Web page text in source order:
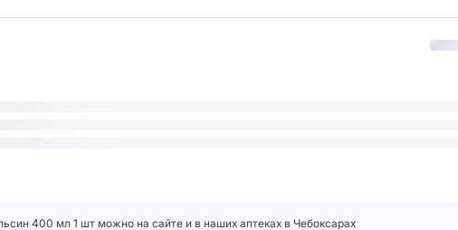
400 мл 1 шт можно на сайте и в наших аптеках в Чебоксарах